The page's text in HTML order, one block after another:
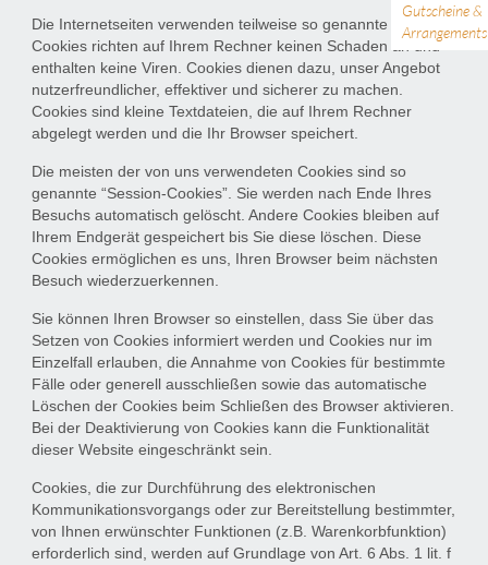
Gutscheine &
Arrangements
Die Internetseiten verwenden teilweise so genannte Cookies.
Cookies richten auf Ihrem Rechner keinen Schaden an und
enthalten keine Viren. Cookies dienen dazu, unser Angebot
nutzerfreundlicher, effektiver und sicherer zu machen.
Cookies sind kleine Textdateien, die auf Ihrem Rechner
abgelegt werden und die Ihr Browser speichert.
Die meisten der von uns verwendeten Cookies sind so
genannte “Session-Cookies”. Sie werden nach Ende Ihres
Besuchs automatisch gelöscht. Andere Cookies bleiben auf
Ihrem Endgerät gespeichert bis Sie diese löschen. Diese
Cookies ermöglichen es uns, Ihren Browser beim nächsten
Besuch wiederzuerkennen.
Sie können Ihren Browser so einstellen, dass Sie über das
Setzen von Cookies informiert werden und Cookies nur im
Einzelfall erlauben, die Annahme von Cookies für bestimmte
Fälle oder generell ausschließen sowie das automatische
Löschen der Cookies beim Schließen des Browser aktivieren.
Bei der Deaktivierung von Cookies kann die Funktionalität
dieser Website eingeschränkt sein.
Cookies, die zur Durchführung des elektronischen
Kommunikationsvorgangs oder zur Bereitstellung bestimmter,
von Ihnen erwünschter Funktionen (z.B. Warenkorbfunktion)
erforderlich sind, werden auf Grundlage von Art. 6 Abs. 1 lit. f